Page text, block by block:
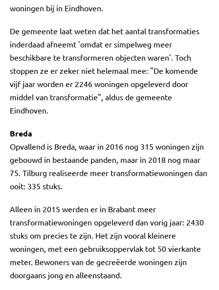
woningen bij in Eindhoven.
De gemeente laat weten dat het aantal transformaties
inderdaad afneemt 'omdat er simpelweg meer
beschikbare te transformeren objecten waren'. Toch
stoppen ze er zeker niet helemaal mee: "De komende
vijf jaar worden er 2246 woningen opgeleverd door
middel van transformatie", aldus de gemeente
Eindhoven.
Breda
Opvallend is Breda, waar in 2016 nog 315 woningen zijn
gebouwd in bestaande panden, maar in 2018 nog maar
75. Tilburg realiseerde meer transformatiewoningen dan
ooit: 335 stuks.
Alleen in 2015 werden er in Brabant meer
transformatiewoningen opgeleverd dan vorig jaar: 2430
stuks om precies te zijn. Het zijn vooral kleinere
woningen, met een gebruiksoppervlak tot 50 vierkante
meter. Bewoners van de gecreëerde woningen zijn
doorgaans jong en alleenstaand.